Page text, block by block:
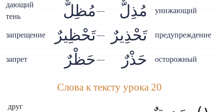
дающий
тень
مُظِلٌّ — مُذِلٌّ унижающий
запрещение تَحْظِيرٌ— تَحْذِيرٌ предупреждение
запрет حَظْرٌ — حَذْرٌ осторожный
Слова к тексту урока 20
друг